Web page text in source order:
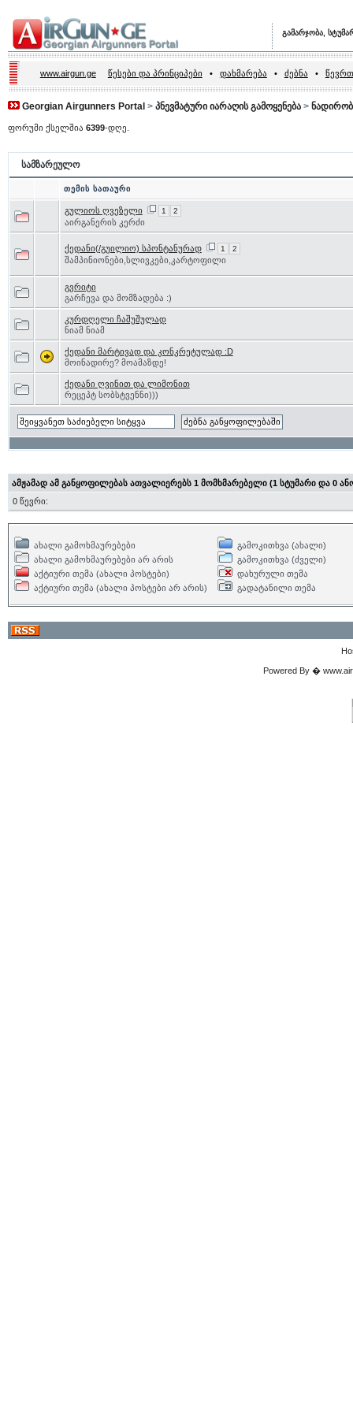
გამარჯობა,
www.airgun.ge წესები და პრინციპები • დახმარება • ძებნა •
Georgian Airgunners Portal > პნევმატური იარაღის გამოყენება>
ფორუმი ქსელშია 6399-დღე.
სამზარეულო
თემის სათაური
გულიოს ღვეზელი 1 2
აირგანერის კერძი
ქედანი(/გუილიო) სპონტანურად 1 2
შამპინიონები,სლივკები,კარტოფილი
გვრიტი
გარჩევა და მომზადება :)
კურდღელი ჩაშუშულად
ნიამ ნიამ
ქედანი მარტივად და კონკრეტულად :D
მოინადირე? მოამაზდე!
ქედანი ღვინით და ლიმონით
რეცეპტ სობსტვენნი)))
ამჟამად ამ განყოფილებას ათვალიერებს 1 მომხმარებელი (1 სტუმარი და 0
0 წევრი:
ახალი გამოხმაურებები
ახალი გამოხმაურებები არ არის
აქტიური თემა (ახალი პოსტები)
აქტიური თემა (ახალი პოსტები არ არის)
გამოკითხვა (ახალი)
გამოკითხვა (ძველი)
დახურული თემა
გადატანილი თემა
Powered By �